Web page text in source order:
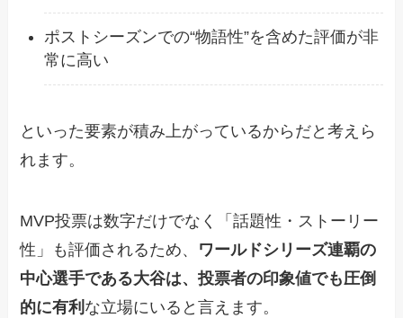
ポストシーズンでの“物語性”を含めた評価が非
常に高い
といった要素が積み上がっているからだと考えら
れます。
MVP投票は数字だけでなく「話題性・ストーリー
性」も評価されるため、 ワールドシリーズ連覇の
中心選手である大谷は、投票者の印象値でも圧倒
的に有利 な立場にいると言えます。